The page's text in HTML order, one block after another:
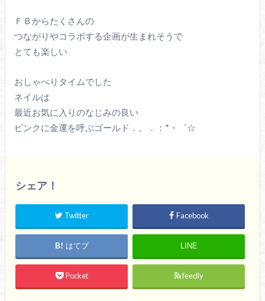
ＦＢからたくさんの
つながりやコラボする企画が生まれそうで
とても楽しい
おしゃべりタイムでした
ネイルは
最近お気に入りのなじみの良い
ピンクに金運を呼ぶゴールド．。．：*・゜☆
シェア！
Twitter Facebook
はてブ LINE
Pocket feedly